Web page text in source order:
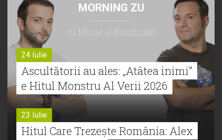
MORNING ZU
cu Morar şi Buzdugan
24 Iulie
Ascultătorii au ales: „Atâtea inimi”
e Hitul Monstru Al Verii 2026
23 Iulie
Hitul Care Trezește România: Alex